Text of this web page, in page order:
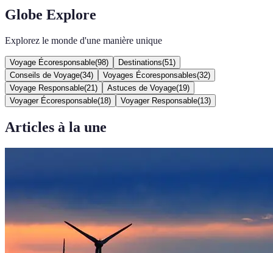
Globe Explore
Explorez le monde d'une manière unique
Voyage Écoresponsable(98) Destinations(51 )
Conseils de Voyage(34) Voyages Écoresponsables(32)
Voyage Responsable(21 ) Astuces de Voyage(19)
Voyager Écoresponsable(18) Voyager Responsable(13)
Articles à la une